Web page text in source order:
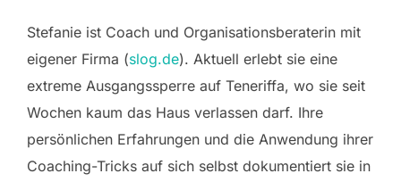
Stefanie ist Coach und Organisationsberaterin mit
eigener Firma (slog.de). Aktuell erlebt sie eine
extreme Ausgangssperre auf Teneriffa, wo sie seit
Wochen kaum das Haus verlassen darf. Ihre
persönlichen Erfahrungen und die Anwendung ihrer
Coaching-Tricks auf sich selbst dokumentiert sie in